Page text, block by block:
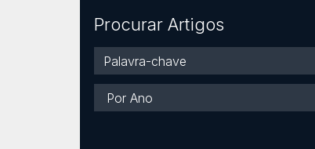
Procurar Artigos
Palavra-
chave
Ano